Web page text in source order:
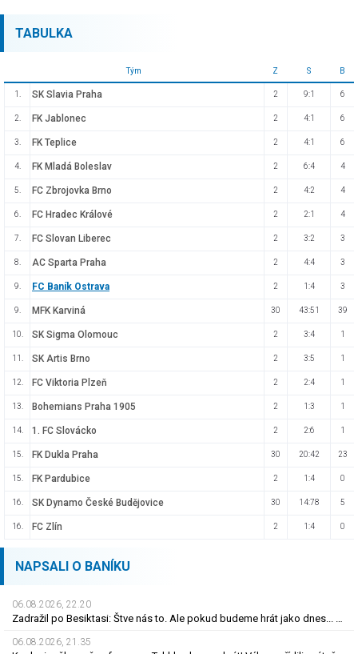
TABULKA
Tým Z S B
1. SK Slavia Praha 2 9:1 6
2. FK Jablonec 2 4:1 6
3. FK Teplice 2 4:1 6
4. FK Mladá Boleslav 2 6:4 4
5. FC Zbrojovka Brno 2 4:2 4
6. FC Hradec Králové 2 2:1 4
7. FC Slovan Liberec 2 3:2 3
8. AC Sparta Praha 2 4:4 3
9. FC Baník Ostrava 2 1:4 3
9. MFK Karviná 30 43:51 39
10. SK Sigma Olomouc 2 3:4 1
11. SK Artis Brno 2 3:5 1
12. FC Viktoria Plzeň 2 2:4 1
13. Bohemians Praha 1905 2 1:3 1
14. 1. FC Slovácko 2 2:6 1
15. FK Dukla Praha 30 20:42 23
15. FK Pardubice 2 1:4 0
16. SK Dynamo České Budějovice 30 14:78 5
16. FC Zlín 2 1:4 0
NAPSALI O BANÍKU
06.08.2026, 22.20
Zadražil po Besiktasi: Štve nás to. Ale pokud budeme hrát jako dnes... Co se stalo u gólu?
06.08.2026, 21.35